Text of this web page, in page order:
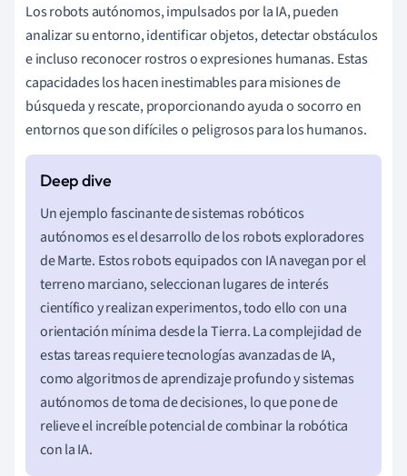
Los robots autónomos, impulsados por la IA, pueden
analizar su entorno, identificar objetos, detectar obstáculos
e incluso reconocer rostros o expresiones humanas. Estas
capacidades los hacen inestimables para misiones de
búsqueda y rescate, proporcionando ayuda o socorro en
entornos que son difíciles o peligrosos para los humanos.
Un ejemplo fascinante de sistemas robóticos
autónomos es el desarrollo de los robots exploradores
de Marte. Estos robots equipados con IA navegan por el
terreno marciano, seleccionan lugares de interés
científico y realizan experimentos, todo ello con una
orientación mínima desde la Tierra. La complejidad de
estas tareas requiere tecnologías avanzadas de IA,
como algoritmos de aprendizaje profundo y sistemas
autónomos de toma de decisiones, lo que pone de
relieve el increíble potencial de combinar la robótica
con la IA.